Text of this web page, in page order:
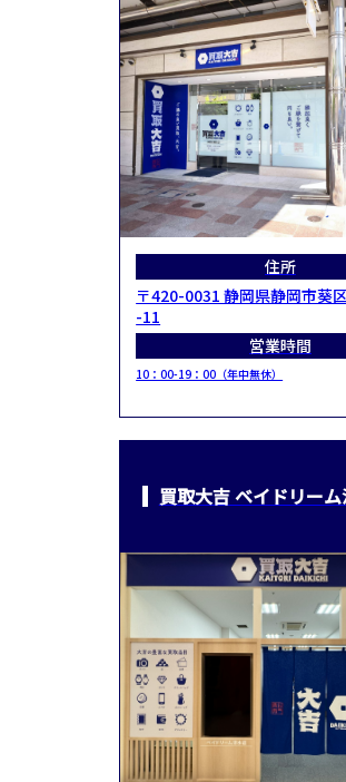
住所
〒420-0031 静岡県静岡市葵
-11
営業時間
10：00-19：00（年中無休）
買取大吉 ベイドリー